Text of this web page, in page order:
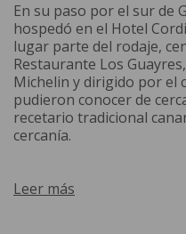
En su paso por el sur de
hospedó en el Hotel
lugar parte del rodaje,
Restaurante Los
Michelin y dirigido por el
pudieron conocer de
recetario tradicional
cercanía.
Leer más